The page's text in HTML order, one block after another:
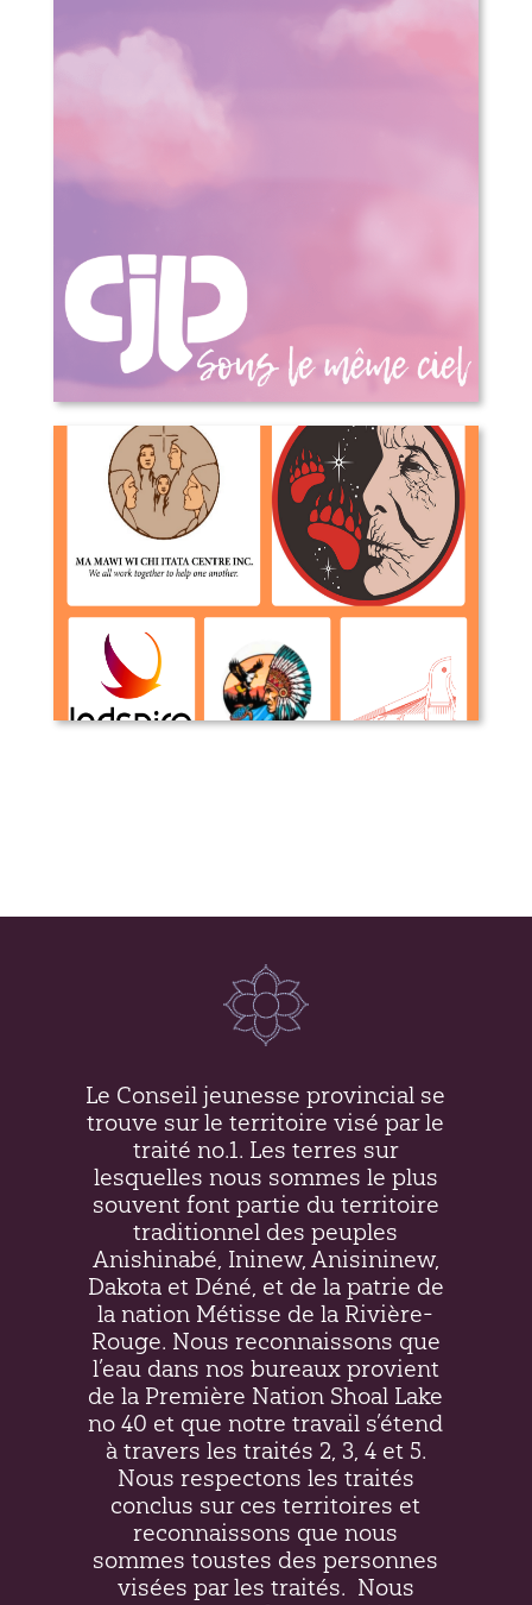
Le Conseil jeunesse provincial se
trouve sur le territoire visé par le
traité no.1. Les terres sur
lesquelles nous sommes le plus
souvent font partie du territoire
traditionnel des peuples
Anishinabé, Ininew, Anisininew,
Dakota et Déné, et de la patrie de
la nation Métisse de la Rivière-
Rouge. Nous reconnaissons que
l’eau dans nos bureaux provient
de la Première Nation Shoal Lake
no 40 et que notre travail s’étend
à travers les traités 2, 3, 4 et 5.
Nous respectons les traités
conclus sur ces territoires et
reconnaissons que nous
sommes toustes des personnes
visées par les traités. Nous